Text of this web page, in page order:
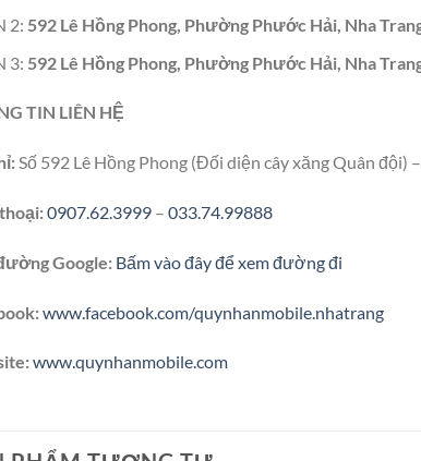
2: 592 Lê Hồng Phong, Phường Phước Hải, Nha
3: 592 Lê Hồng Phong, Phường Phước Hải, Nha
TIN LIÊN HỆ
Số 592 Lê Hồng Phong (Đối diện cây xăng Quân
0907.62.3999 – 033.74.99888
Google: Bấm vào đây để xem đường đi
www.facebook.com/quynhanmobile.nhatrang
www.quynhanmobile.com